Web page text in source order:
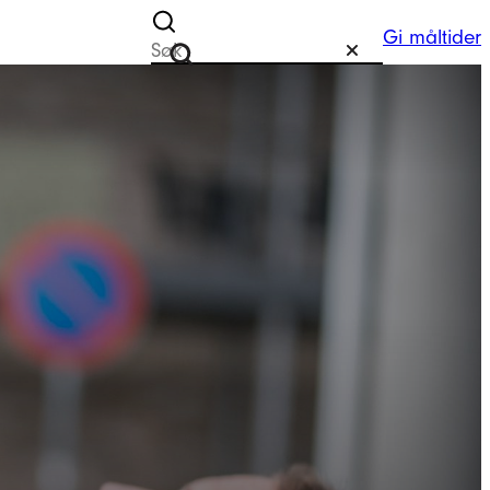
Søk etter
Søk TilbakestillGi måltider